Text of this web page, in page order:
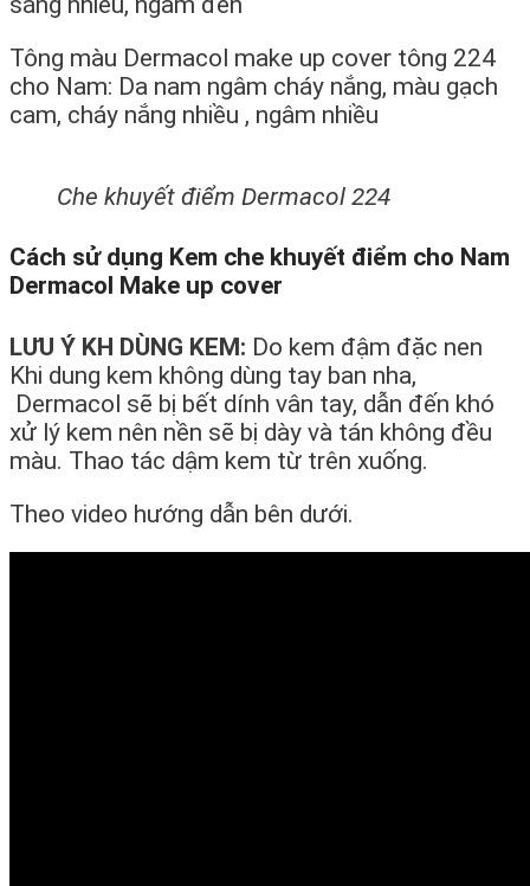
Tông màu Dermacol make up cover tông 224
cho Nam: Da nam ngâm cháy nắng, màu gạch
cam, cháy nắng nhiều , ngâm nhiều
Che khuyết điểm Dermacol 224
Cách sử dụng Kem che khuyết điểm cho Nam
Dermacol Make up cover
LƯU Ý KH DÙNG KEM: Do kem đậm đặc nen
Khi dung kem không dùng tay ban nha,
Dermacol sẽ bị bết dính vân tay, dẫn đến khó
xử lý kem nên nền sẽ bị dày và tán không đều
màu. Thao tác dậm kem từ trên xuống.
Theo video hướng dẫn bên dưới.